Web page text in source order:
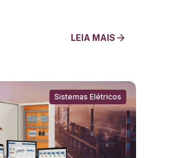
LEIA MAIS
Sistemas Elétricos